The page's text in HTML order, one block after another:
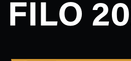
FILO